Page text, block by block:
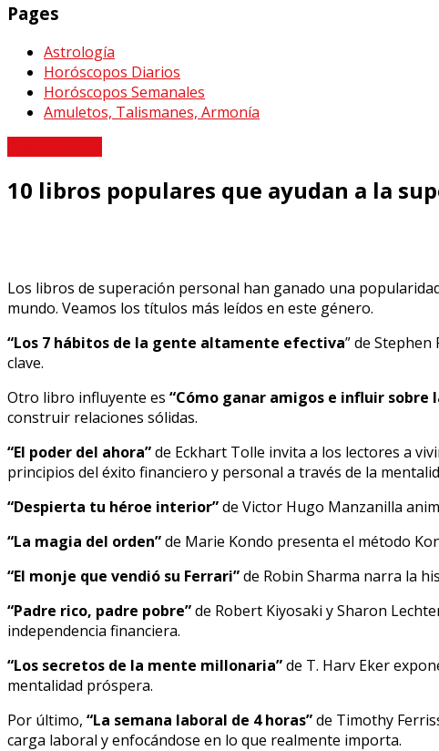
Pages
Astrología
Horóscopos Diarios
Horóscopos Semanales
Amuletos, Talismanes, Armonía
10 libros populares que ayudan a la
Los libros de superación personal han ganado una
mundo. Veamos los títulos más leídos en este género.
“Los 7 hábitos de la gente altamente efectiva” de
clave.
Otro libro influyente es “Cómo ganar amigos e influir sobre
construir relaciones sólidas.
“El poder del ahora”de Eckhart Tolle invita a los lectores a
principios del éxito financiero y personal a través de la
“Despierta tu héroe interior”de Victor Hugo Manzanilla
“La magia del orden”de Marie Kondo presenta el método
“El monje que vendió su Ferrari”de Robin Sharma narra la
“Padre rico, padre pobre”de Robert Kiyosaki y Sharon
independencia financiera.
“Los secretos de la mente millonaria”de T. Harv Eker
mentalidad próspera.
Por último, “La semana laboral de 4 horas”de Timothy
carga laboral y enfocándose en lo que realmente importa.